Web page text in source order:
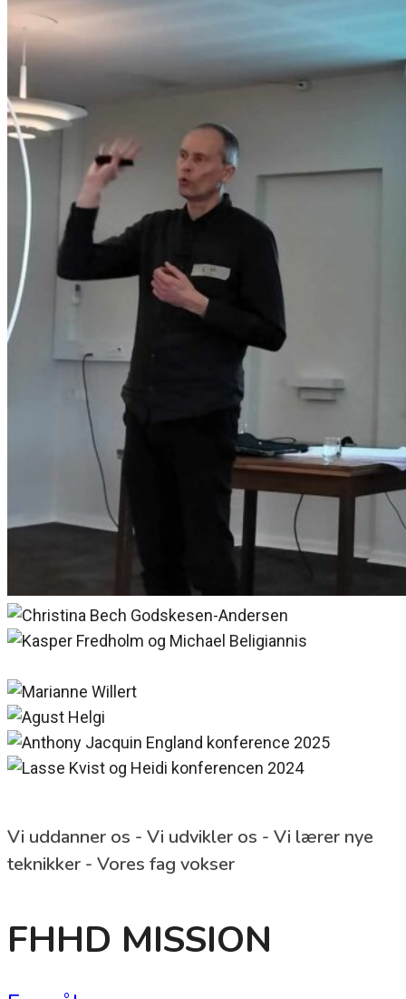
Vi uddanner os - Vi udvikler os - Vi lærer nye
teknikker - Vores fag vokser
FHHD MISSION